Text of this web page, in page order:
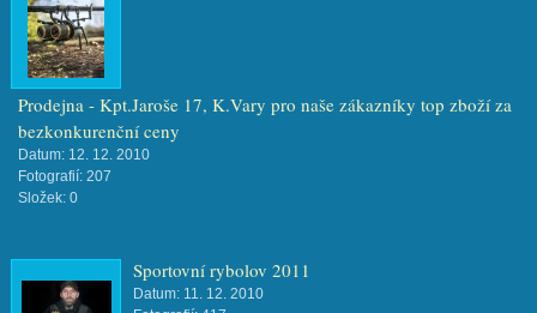
Prodejna - Kpt.Jaroše 17, K.Vary pro naše zákazníky top zboží za
bezkonkurenční ceny
Datum: 12. 12. 2010
Fotografií: 207
Složek: 0
Sportovní rybolov 2011
Datum: 11. 12. 2010